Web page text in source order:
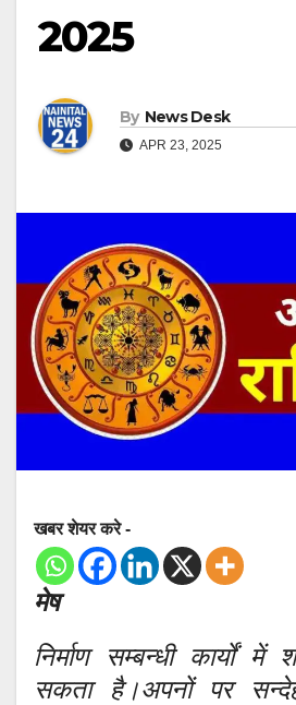
2025
By News Desk
APR 23, 2025
खबर शेयर करे -
मेष
निर्माण सम्बन्धी कार्यों में
सकता है।अपनों पर